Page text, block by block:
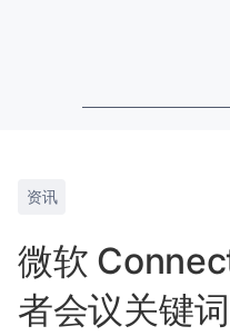
资讯
微软
者会议关键